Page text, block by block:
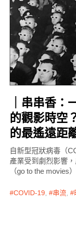
｜串串香：
的觀影時空
的最遙遠距
自新型冠狀病毒（
產業受到劇烈影響
（go to the movies
COVID-19, 串流,